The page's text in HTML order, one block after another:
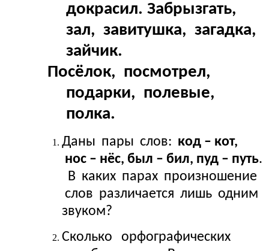
докрасил. Забрызгать,
зал, завитушка, загадка,
зайчик.
Посёлок, посмотрел,
подарки, полевые,
полка.
Даны пары слов: код – кот,
нос – нёс, был – бил, пуд – путь.
В каких парах произношение
слов различается лишь одним
звуком?
Сколько орфографических